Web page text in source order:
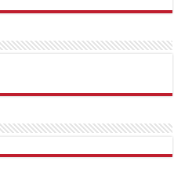
TipobetMatadorbetMariobet